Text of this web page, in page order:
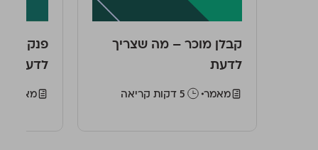
קבלן מוכר – מה שצריך
לדעת
מאמר ‫5 דקות קריאה
פנקס
לדעת
מאמר